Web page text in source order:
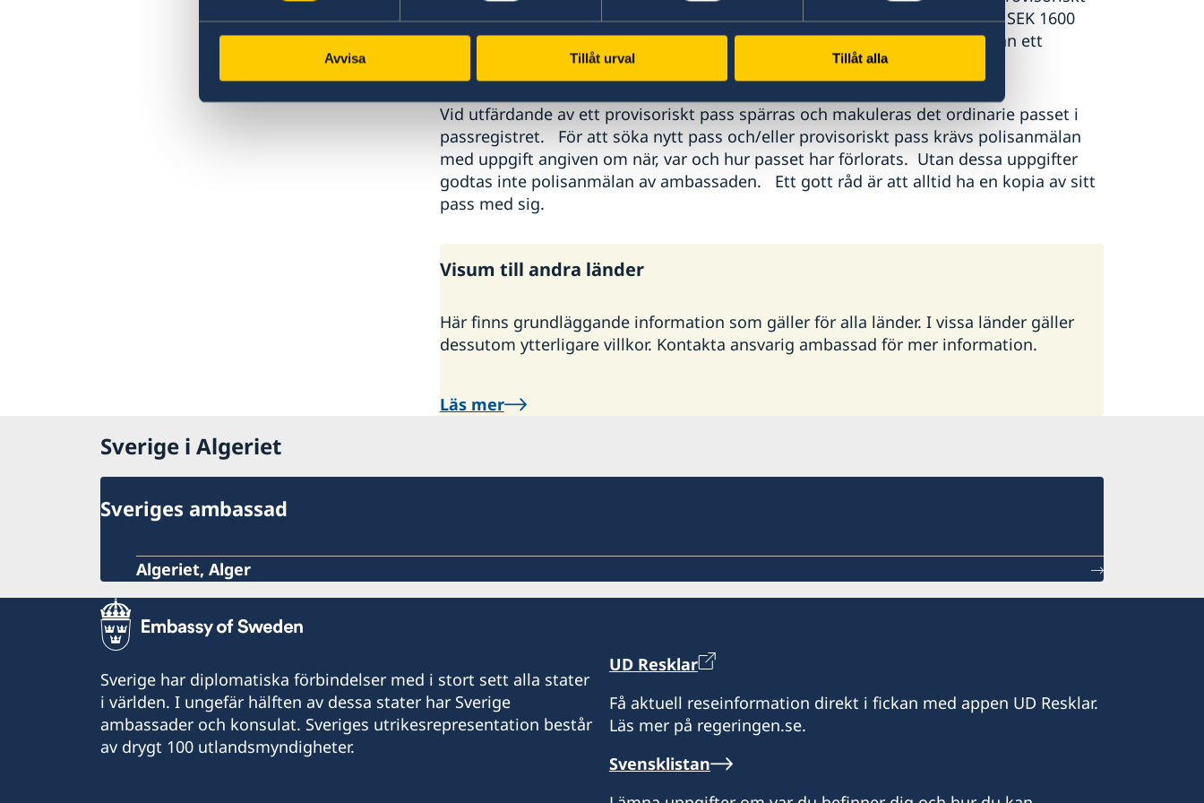
Avvisa Tillåt urval Tillåt alla
pass göras. Kostnaden för ett svenskt provisoriskt pass är för närvarande SEK 1600
(DZD 22 000). Observera att det av tekniska skäl kan dröja en viss tid innan ett
provisoriskt pass kan utfärdas av ambassaden.
Vid utfärdande av ett provisoriskt pass spärras och makuleras det ordinarie passet i
passregistret. För att söka nytt pass och/eller provisoriskt pass krävs polisanmälan
med uppgift angiven om när, var och hur passet har förlorats. Utan dessa uppgifter
godtas inte polisanmälan av ambassaden. Ett gott råd är att alltid ha en kopia av sitt
pass med sig.
Visum till andra länder
Här finns grundläggande information som gäller för alla länder. I vissa länder gäller
dessutom ytterligare villkor. Kontakta ansvarig ambassad för mer information.
Läs mer
Sverige i Algeriet
Sveriges ambassad
Algeriet, Alger
Sverige har diplomatiska förbindelser med i stort sett alla stater
i världen. I ungefär hälften av dessa stater har Sverige
ambassader och konsulat. Sveriges utrikesrepresentation består
av drygt 100 utlandsmyndigheter.
UD Resklar
Få aktuell reseinformation direkt i fickan med appen UD Resklar.
Läs mer på regeringen.se.
Svensklistan